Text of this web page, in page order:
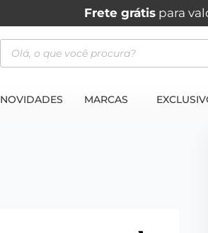
Frete grátispara
NOVIDADES MARCAS